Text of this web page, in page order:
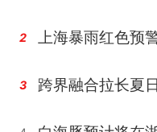
2 上海暴雨红色预
3 跨界融合拉长夏